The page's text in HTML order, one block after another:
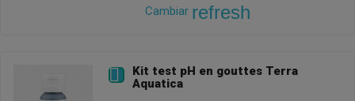
Cambiar refresh

Kit test pH en gouttes Terra
Aquatica